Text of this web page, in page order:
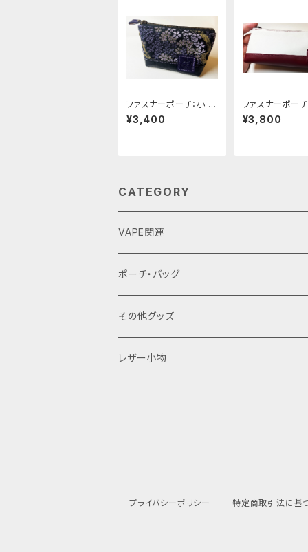
ファスナーポーチ：小 [3
28-pt]
¥3,400
ファスナーポー
41-pt]
¥3,800
CATEGORY
VAPE関連
バッテリーケース
18650用
18350用
VAPEデバイス用スリーブ・ケース
iStick Pico 75w
ポーチ・バッグ
ファスナーポーチ
L字ファスナーポーチ
巾着バッグ
その他グッズ
Tシャツ
レザー小物
プライバシーポリシー 特定商取引法に基